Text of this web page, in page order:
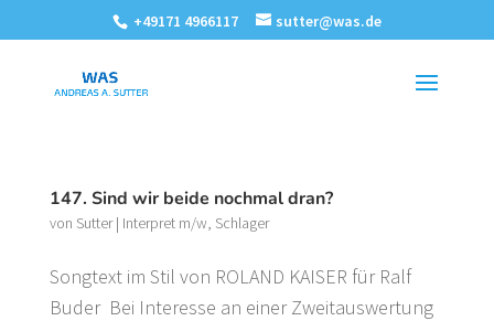
+49171 4966117 sutter@was.de
147. Sind wir beide nochmal dran?
von Sutter| Interpret m/w, Schlager
Songtext im Stil von ROLAND KAISER für Ralf
Buder Bei Interesse an einer Zweitauswertung